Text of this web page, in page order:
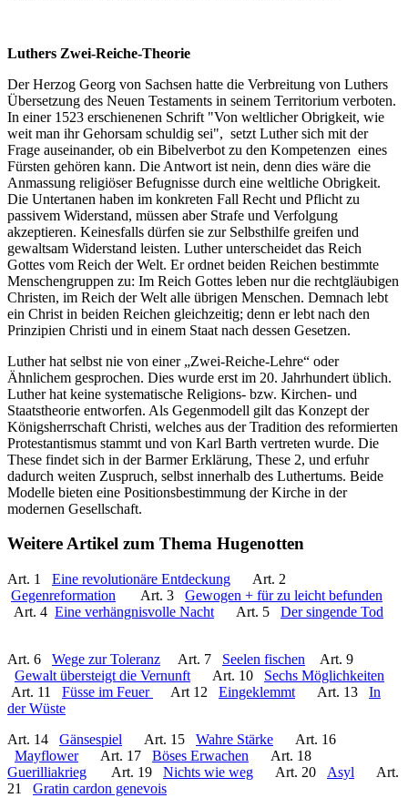
Luthers Zwei-Reiche-Theorie
Der Herzog Georg von Sachsen hatte die Verbreitung von Luthers
Übersetzung des Neuen Testaments in seinem Territorium verboten.
In einer 1523 erschienenen Schrift "Von weltlicher Obrigkeit, wie
weit man ihr Gehorsam schuldig sei", setzt Luther sich mit der
Frage auseinander, ob ein Bibelverbot zu den Kompetenzen eines
Fürsten gehören kann. Die Antwort ist nein, denn dies wäre die
Anmassung religiöser Befugnisse durch eine weltliche Obrigkeit.
Die Untertanen haben im konkreten Fall Recht und Pflicht zu
passivem Widerstand, müssen aber Strafe und Verfolgung
akzeptieren. Keinesfalls dürfen sie zur Selbsthilfe greifen und
gewaltsam Widerstand leisten. Lutherunterscheidet das Reich
Gottes vom Reich der Welt. Er ordnet beiden Reichen bestimmte
Menschengruppen zu: Im Reich Gottes leben nur die rechtgläubigen
Christen, im Reich der Welt alle übrigen Menschen. Demnach lebt
ein Christ in beiden Reichen gleichzeitig; denn er lebt nach den
Prinzipien Christi und in einem Staat nach dessen Gesetzen.
Luther hat selbst nie von einer „Zwei-Reiche-Lehre“ oder
Ähnlichem gesprochen. Dies wurde erst im 20. Jahrhundert üblich.
Luther hat keine systematische Religions- bzw. Kirchen- und
Staatstheorie entworfen. Als Gegenmodell gilt das Konzept der
Königsherrschaft Christi, welches aus der Tradition des reformierten
Protestantismus stammt und von Karl Barth vertreten wurde. Die
These findet sich in der Barmer Erklärung, These 2, und erfuhr
dadurch weiten Zuspruch, selbst innerhalb des Luthertums. Beide
Modelle bieten eine Positionsbestimmung der Kirche in der
modernen Gesellschaft.
Weitere Artikel zum Thema Hugenotten
Art. 1 Eine revolutionäre Entdeckung Art. 2
Gegenreformation Art. 3 Gewogen + für zu leicht befunden
Art. 4 Eine verhängnisvolle Nacht Art. 5 Der singende Tod
Art. 6 Wege zur Toleranz Art. 7 Seelen fischen Art. 9
Gewalt übersteigt die Vernunft Art. 10 Sechs Möglichkeiten
Art. 11 Füsse im Feuer Art 12 Eingeklemmt Art. 13 In
der Wüste
Art. 14 Gänsespiel Art. 15 Wahre Stärke Art. 16
MayflowerArt. 17 Böses Erwachen Art. 18
Guerilliakrieg Art. 19 Nichts wie weg Art. 20 Asyl Art.
21 Gratin cardon genevois